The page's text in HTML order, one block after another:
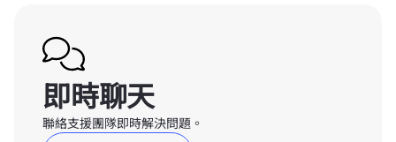
即時聊天
聯絡支援團隊即時解決問題。